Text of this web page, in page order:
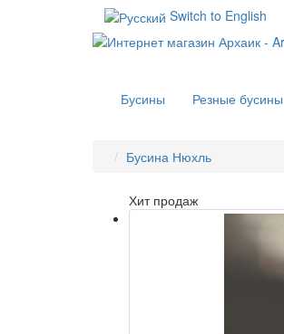
Switch to English
Бусины Резные бусины
Бусина Нюхль
Хит продаж